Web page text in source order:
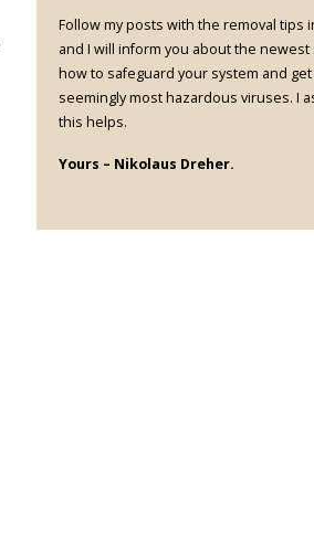
Follow my posts with the removal tips
and I will inform you about the
how to safeguard your system and
seemingly most hazardous viruses. I
this helps.
Yours – Nikolaus Dreher.